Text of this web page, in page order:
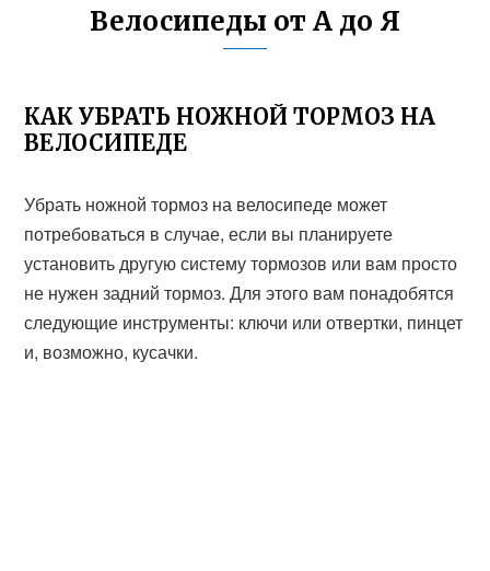
Велосипеды от А до Я
КАК УБРАТЬ НОЖНОЙ ТОРМОЗ НА
ВЕЛОСИПЕДЕ
Убрать ножной тормоз на велосипеде может
потребоваться в случае, если вы планируете
установить другую систему тормозов или вам просто
не нужен задний тормоз. Для этого вам понадобятся
следующие инструменты: ключи или отвертки, пинцет
и, возможно, кусачки.